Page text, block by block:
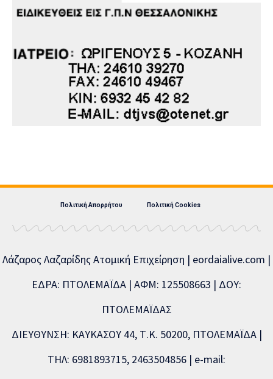
Πολιτική Απορρήτου Πολιτική Cookies
Λάζαρος Λαζαρίδης Ατομική Επιχείρηση | eordaialive.com |
ΕΔΡΑ: ΠΤΟΛΕΜΑΪΔΑ | ΑΦΜ: 125508663 | ΔΟΥ:
ΠΤΟΛΕΜΑΪΔΑΣ
ΔΙΕΥΘΥΝΣΗ: ΚΑΥΚΑΣΟΥ 44, Τ.Κ. 50200, ΠΤΟΛΕΜΑΪΔΑ |
ΤΗΛ: 6981893715, 2463504856 | e-mail: